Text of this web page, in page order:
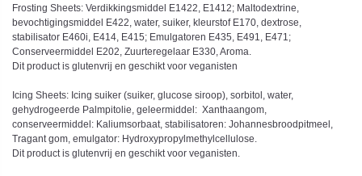
Frosting Sheets: Verdikkingsmiddel E1422, E1412; Maltodextrine,
bevochtigingsmiddel E422, water, suiker, kleurstof E170, dextrose,
stabilisator E460i, E414, E415; Emulgatoren E435, E491, E471;
Conserveermiddel E202, Zuurteregelaar E330, Aroma.
Dit product is glutenvrij en geschikt voor veganisten
Icing Sheets: Icing suiker (suiker, glucose siroop), sorbitol, water,
gehydrogeerde Palmpitolie, geleermiddel: Xanthaangom,
conserveermiddel: Kaliumsorbaat, stabilisatoren: Johannesbroodpitmeel,
Tragant gom, emulgator: Hydroxypropylmethylcellulose.
Dit product is glutenvrij en geschikt voor veganisten.